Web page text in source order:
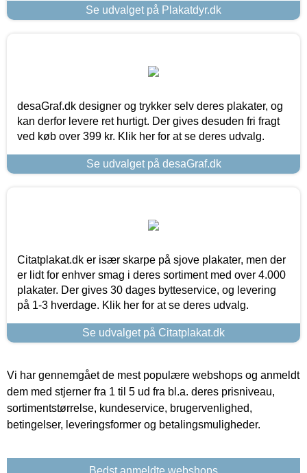
Se udvalget på Plakatdyr.dk
desaGraf.dk designer og trykker selv deres plakater, og
kan derfor levere ret hurtigt. Der gives desuden fri fragt
ved køb over 399 kr. Klik her for at se deres udvalg.
Se udvalget på desaGraf.dk
Citatplakat.dk er især skarpe på sjove plakater, men der
er lidt for enhver smag i deres sortiment med over 4.000
plakater. Der gives 30 dages bytteservice, og levering
på 1-3 hverdage. Klik her for at se deres udvalg.
Se udvalget på Citatplakat.dk
Vi har gennemgået de mest populære webshops og anmeldt
dem med stjerner fra 1 til 5 ud fra bl.a. deres prisniveau,
sortimentstørrelse, kundeservice, brugervenlighed,
betingelser, leveringsformer og betalingsmuligheder.
Bedst anmeldte webshops